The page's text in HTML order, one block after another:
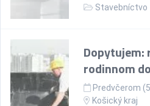
Stavebníctvo
Dopytujem:
rodinnom
Predvčerom
Košický kraj